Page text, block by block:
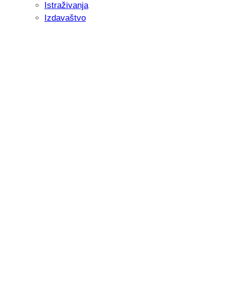
Istraživanja
Izdavaštvo